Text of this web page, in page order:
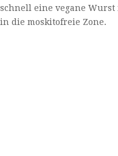
schnell eine vegane
in die moskitofreie Zone.